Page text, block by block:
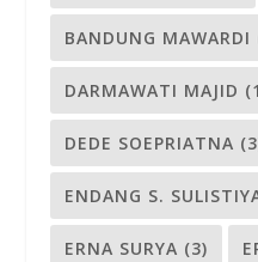
BANDUNG MAWARDI
DARMAWATI MAJID
DEDE SOEPRIATNA
ENDANG S.
ERNA SURYA (3)